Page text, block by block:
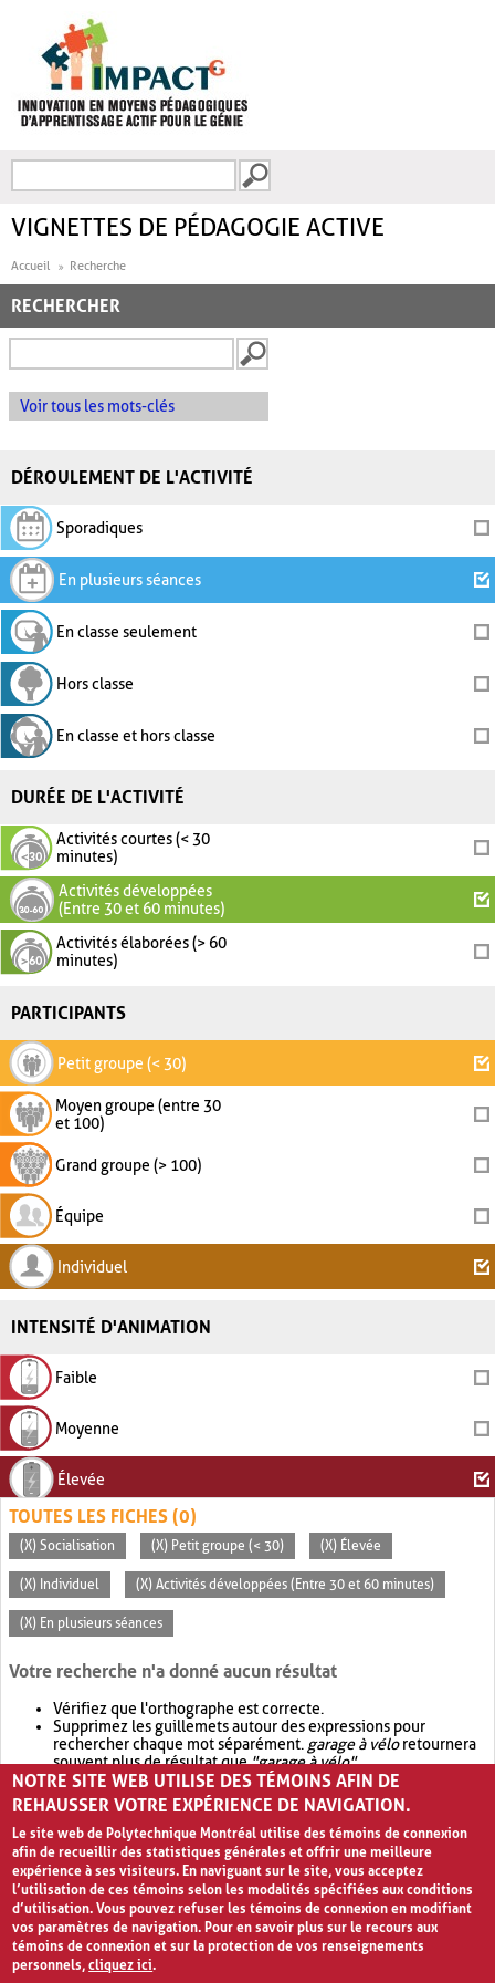
FORMULAIRE DE
VIGNETTES DE PÉDAGOGIE ACTIVE
Accueil Recherche
RECHERCHER
Voir tous les mots-clés
DÉROULEMENT DE L'ACTIVITÉ
Sporadiques
En plusieurs séances
En classe seulement
Hors classe
En classe et hors classe
DURÉE DE L'ACTIVITÉ
Activités courtes (< 30
minutes)
Activités développées
(Entre 30 et 60 minutes)
Activités élaborées (> 60
minutes)
PARTICIPANTS
Petit groupe (< 30)
Moyen groupe (entre 30
et 100)
Grand groupe (> 100)
Équipe
Individuel
INTENSITÉ D'ANIMATION
Faible
Moyenne
Élevée
TOUTES LES FICHES (0)
(X) Socialisation (X) Petit groupe (< 30) (X) Élevée
(X) Individuel (X) Activités développées (Entre 30 et 60 minutes)
(X) En plusieurs séances
Votre recherche n'a donné aucun résultat
Vérifiez que l'orthographe est correcte.
Supprimez les guillemets autour des expressions pour
rechercher chaque mot séparément. garage à véloretournera
souvent plus de résultat que"garage à vélo".
Envisagez d'élargir votre recherche avec OR.garage OR vélo
retournera souvent plus de résultat quegarage à vélo
NOTRE SITE WEB UTILISE DES TÉMOINS AFIN DE
REHAUSSER VOTRE EXPÉRIENCE DE NAVIGATION.
Le site web de Polytechnique Montréal utilise des témoins de connexion
afin de recueillir des statistiques générales et offrir une meilleure
expérience à ses visiteurs. En naviguant sur le site, vous acceptez
l’utilisation de ces témoins selon les modalités spécifiées aux conditions
d’utilisation. Vous pouvez refuser les témoins de connexion en modifiant
vos paramètres de navigation. Pour en savoir plus sur le recours aux
témoins de connexion et sur la protection de vos renseignements
personnels,cliquez ici.